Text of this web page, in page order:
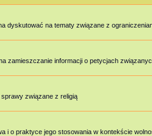
dyskutować na tematy związane z
zamieszczanie informacji o petycjach
związane z religią
i o praktyce jego stosowania w kontekście